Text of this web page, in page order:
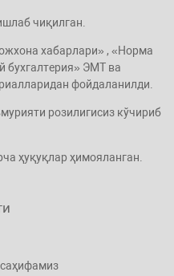
чиқилган.
хабарлари» , «Норма
бухгалтерия» ЭМТ ва
фойдаланилди.
розилигисиз кўчириб
ҳуқуқлар ҳимояланган.